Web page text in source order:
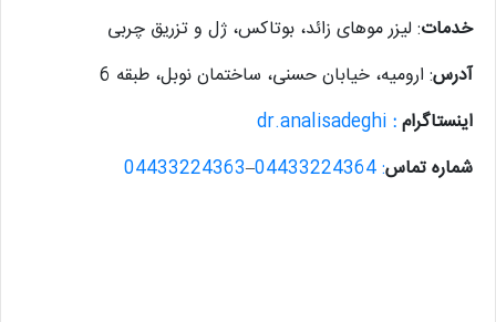
خدمات: لیزر موهای زائد، بوتاکس، ژل و تزریق چربی
آدرس: ارومیه، خیابان حسنی، ساختمان نوبل، طبقه 6
اینستاگرام:
dr.analisadeghi
شماره تماس:
04433224364
–
04433224363